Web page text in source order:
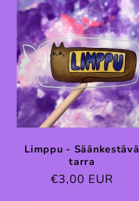
Limppu - Säänkestävä
tarra
Normaalihinta
€3,00 EUR